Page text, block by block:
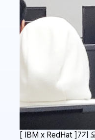
[ IBM x RedHat ]7기